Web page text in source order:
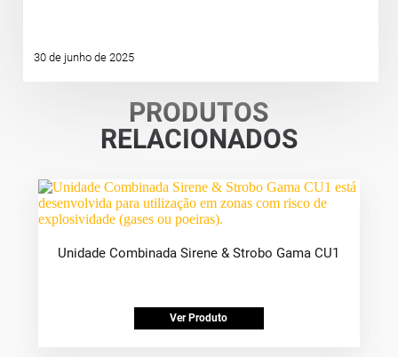
30 de junho de 2025
PRODUTOS
RELACIONADOS
Unidade Combinada Sirene & Strobo Gama CU1
Ver Produto